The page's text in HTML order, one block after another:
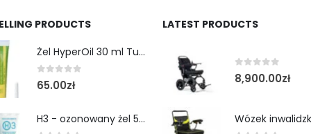
PRODUCTS
Żel HyperOil 30 ml Tubka
0out of 5
65.00zł
H3 - ozonowany żel 50 ml tubka
LATEST PRODUCTS
0out of 5
8,900.00zł